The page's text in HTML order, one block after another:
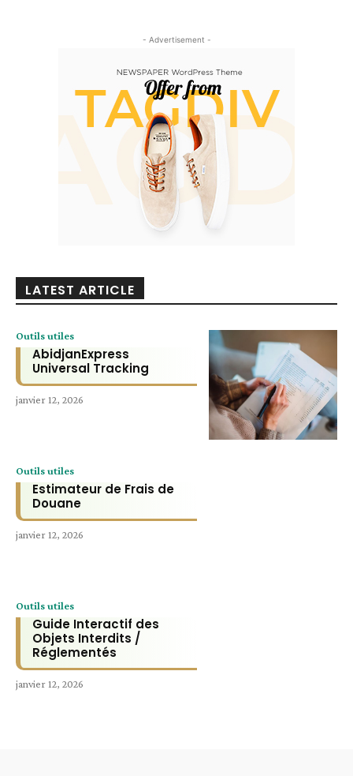
- Advertisement -
LATEST ARTICLE
Outils utiles
AbidjanExpress
Universal Tracking
janvier 12, 2026
Outils utiles
Estimateur de Frais de
Douane
janvier 12, 2026
Outils utiles
Guide Interactif des
Objets Interdits /
Réglementés
janvier 12, 2026